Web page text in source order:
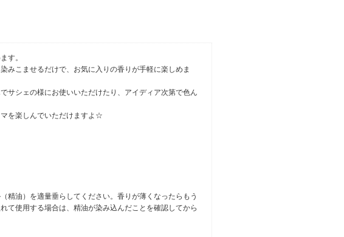
す。
みこませるだけで、お気に入りの香りが手軽に楽しめま
サシェの様にお使いいただけたり、アイディア次第で色ん
を楽しんでいただけますよ☆
精油）を適量垂らしてください。香りが薄くなったらもう
使用する場合は、精油が染み込んだことを確認してから